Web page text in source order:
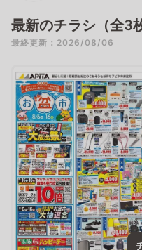
最新のチラシ（全3
最終更新：2026/08/06